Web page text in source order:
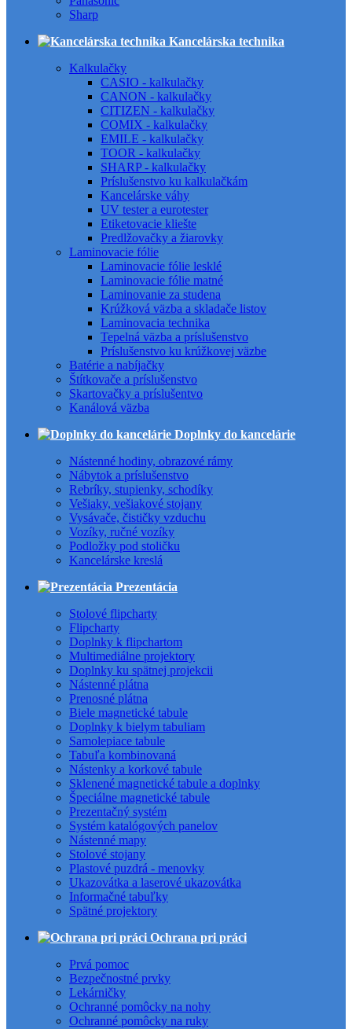
Sharp
Kancelárska technika
Kalkulačky
CASIO - kalkulačky
CANON - kalkulačky
CITIZEN - kalkulačky
COMIX - kalkulačky
EMILE - kalkulačky
TOOR - kalkulačky
SHARP - kalkulačky
Príslušenstvo ku kalkulačkám
Kancelárske váhy
UV tester a eurotester
Etiketovacie kliešte
Predlžovačky a žiarovky
Laminovacie fólie
Laminovacie fólie lesklé
Laminovacie fólie matné
Laminovanie za studena
Krúžková väzba a skladače listov
Laminovacia technika
Tepelná väzba a príslušenstvo
Príslušenstvo ku krúžkovej väzbe
Batérie a nabíjačky
Štítkovače a príslušenstvo
Skartovačky a príslušentvo
Kanálová väzba
Doplnky do kancelárie
Nástenné hodiny, obrazové rámy
Nábytok a príslušenstvo
Rebríky, stupienky, schodíky
Vešiaky, vešiakové stojany
Vysávače, čističky vzduchu
Vozíky, ručné vozíky
Podložky pod stoličku
Kancelárske kreslá
Prezentácia
Stolové flipcharty
Flipcharty
Doplnky k flipchartom
Multimediálne projektory
Doplnky ku spätnej projekcii
Nástenné plátna
Prenosné plátna
Biele magnetické tabule
Doplnky k bielym tabuliam
Samolepiace tabule
Tabuľa kombinovaná
Nástenky a korkové tabule
Sklenené magnetické tabule a doplnky
Špeciálne magnetické tabule
Prezentačný systém
Systém katalógových panelov
Nástenné mapy
Stolové stojany
Plastové puzdrá - menovky
Ukazovátka a laserové ukazovátka
Informačné tabuľky
Spätné projektory
Ochrana pri práci
Prvá pomoc
Bezpečnostné prvky
Lekárničky
Ochranné pomôcky na nohy
Ochranné pomôcky na ruky